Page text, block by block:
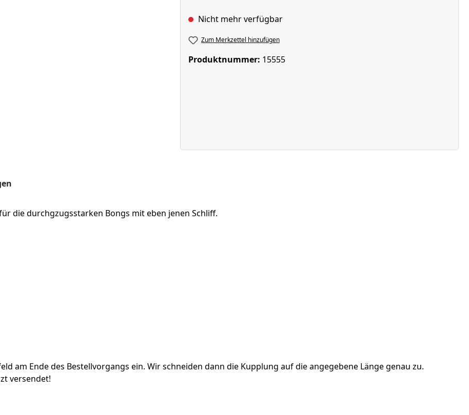
Nicht mehr verfügbar
Zum Merkzettel hinzufügen
Produktnummer: 15555
die durchgzugsstarken Bongs mit eben jenen Schliff.
am Ende des Bestellvorgangs ein. Wir schneiden dann die Kupplung auf die angegebene Länge genau zu.
versendet!